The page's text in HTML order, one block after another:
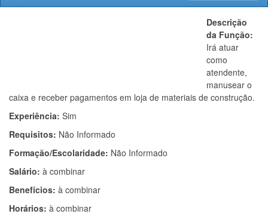
Descrição
da Função:
Irá atuar
como
atendente,
manusear o
caixa e receber pagamentos em loja de materiais de construção.
Experiência: Sim
Requisitos: Não Informado
Formação/Escolaridade: Não Informado
Salário: à combinar
Benefícios: à combinar
Horários: à combinar